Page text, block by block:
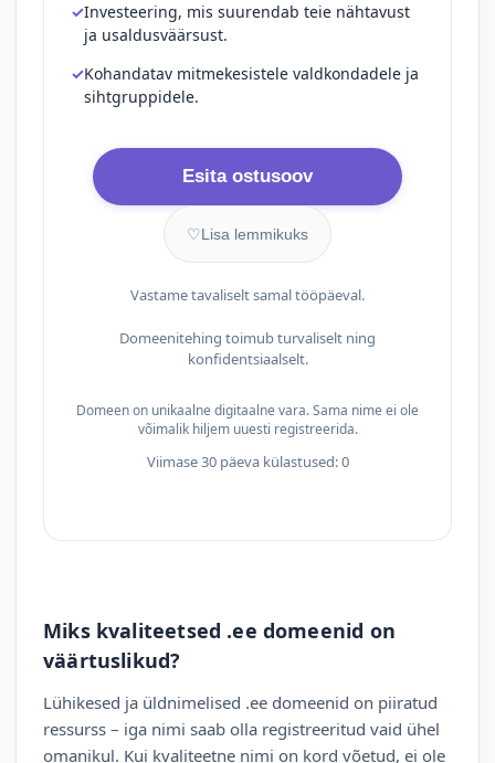
Investeering, mis suurendab teie nähtavust
ja usaldusväärsust.
Kohandatav mitmekesistele valdkondadele ja
sihtgruppidele.
Esita ostusoov
♡Lisa lemmikuks
Vastame tavaliselt samal tööpäeval.
Domeenitehing toimub turvaliselt ning
konfidentsiaalselt.
Domeen on unikaalne digitaalne vara. Sama nime ei ole
võimalik hiljem uuesti registreerida.
Viimase 30 päeva külastused: 0
Miks kvaliteetsed .ee domeenid on
väärtuslikud?
Lühikesed ja üldnimelised .ee domeenid on piiratud
ressurss – iga nimi saab olla registreeritud vaid ühel
omanikul. Kui kvaliteetne nimi on kord võetud, ei ole